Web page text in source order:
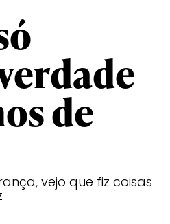
de
vejo que fiz coisas